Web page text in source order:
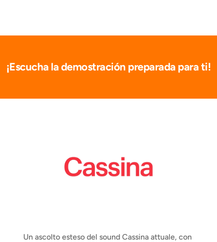
¡Escucha la demostración preparada para ti!
Un ascolto esteso del sound Cassina attuale, con